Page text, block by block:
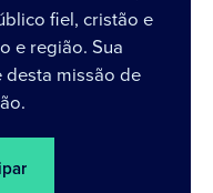
fiel, cristão e
e região. Sua
missão de